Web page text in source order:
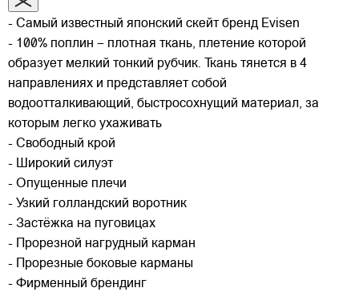
- Самый известный японский скейт бренд Evisen
- 100% поплин – плотная ткань, плетение которой
образует мелкий тонкий рубчик. Ткань тянется в 4
направлениях и представляет собой
водоотталкивающий, быстросохнущий материал, за
которым легко ухаживать
- Свободный крой
- Широкий силуэт
- Опущенные плечи
- Узкий голландский воротник
- Застёжка на пуговицах
- Прорезной нагрудный карман
- Прорезные боковые карманы
- Фирменный брендинг